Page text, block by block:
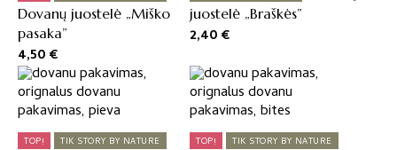
Dovanų juostelė „Miško
pasaka”
4,50€
juostelė „Braškės”
2,40€
TOP! TIK STORY BY NATURE TOP! TIK STORY BY NATURE